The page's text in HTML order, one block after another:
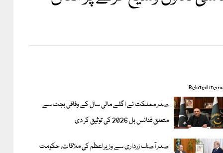
Related items
صدر مملکت نے اگلے مالی سال کے وفاقی بجٹ سے
متعلق فنانس بل 2026 کی توثیق کر دی
صدر آصف زرداری سے وزیراعظم کی ملاقات، حکومت